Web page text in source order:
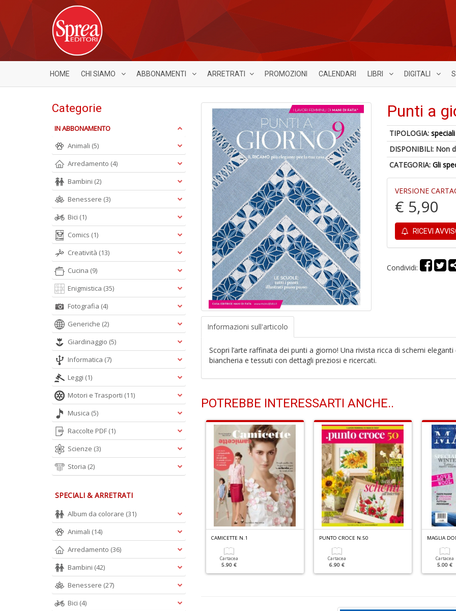
HOME CHI SIAMO ABBONAMENTI ARRETRATI PROMOZIONI CALENDARI LIBRI DIGITALI
Punti a
TIPOLOGIA:speciali
DISPONIBILI: Non
CATEGORIA:Gli
VERSIONE
€ 5,90
RICEVI
Condividi:
Informazioni sull'articolo
Scopri l’arte raffinata dei punti a giorno! Una rivista ricca di schemi
biancheria e tessuti con dettagli preziosi e ricercati.
POTREBBE INTERESSARTI ANCHE..
M
OTIVI PIÙ BELLI A PUNTO CROCE N.41
Cartacea
CAMICETTE N.1
Cartacea
5.90 €
PUNTO CROCE N.50
Cartacea
6.90 €
MAGLIA
Cartacea
5.00 €
Categorie
IN ABBONAMENTO
Animali (5)
Arredamento (4)
Bambini (2)
Benessere (3)
Bici (1)
Comics (1)
Creatività (13)
Cucina (9)
Enigmistica (35)
Fotografia (4)
Generiche (2)
Giardinaggio (5)
Informatica (7)
Leggi (1)
Motori e Trasporti (11)
Musica (5)
Raccolte PDF (1)
Scienze (3)
Storia (2)
SPECIALI & ARRETRATI
Album da colorare (31)
Animali (14)
Arredamento (36)
Bambini (42)
Benessere (27)
Bici (4)